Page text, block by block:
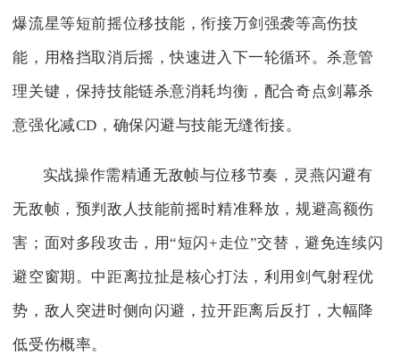
爆流星等短前摇位移技能，衔接万剑强袭等高伤技
能，用格挡取消后摇，快速进入下一轮循环。杀意管
理关键，保持技能链杀意消耗均衡，配合奇点剑幕杀
意强化减CD，确保闪避与技能无缝衔接。
实战操作需精通无敌帧与位移节奏，灵燕闪避有
无敌帧，预判敌人技能前摇时精准释放，规避高额伤
害；面对多段攻击，用“短闪+走位”交替，避免连续闪
避空窗期。中距离拉扯是核心打法，利用剑气射程优
势，敌人突进时侧向闪避，拉开距离后反打，大幅降
低受伤概率。